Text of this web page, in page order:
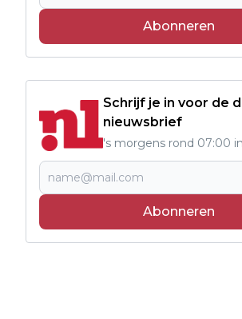
Abonneren
Schrijf je in voor de
nieuwsbrief
's morgens rond 07:00
Abonneren